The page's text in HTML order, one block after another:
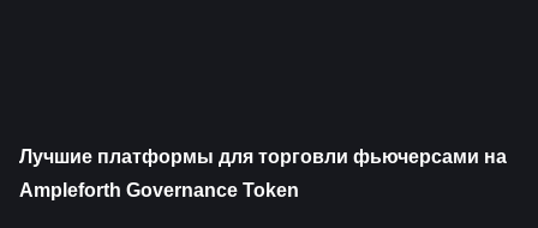
Лучшие платформы для торговли фьючерсами на
Ampleforth Governance Token